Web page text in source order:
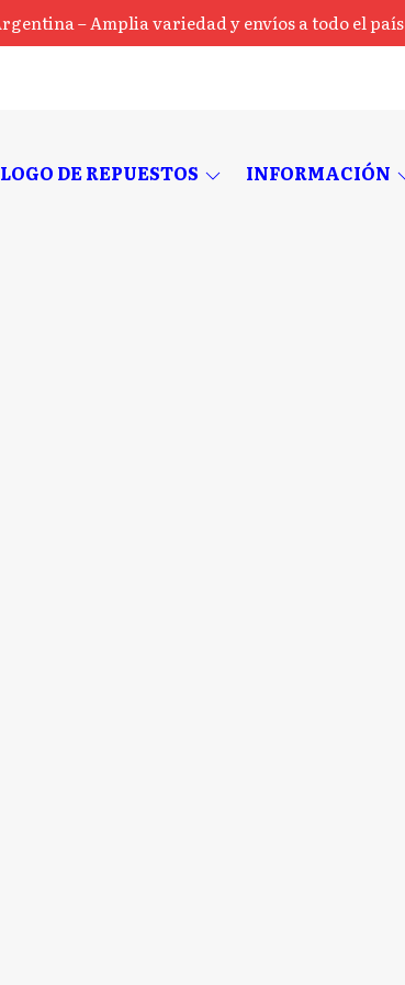
– Amplia variedad y envíos a todo el país
DE REPUESTOS INFORMACIÓN